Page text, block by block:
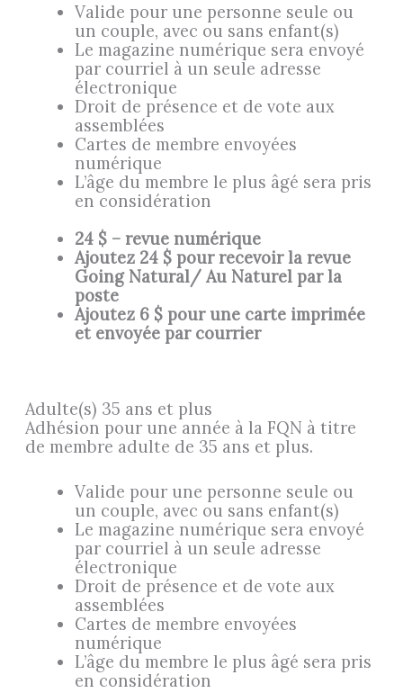
Valide pour une personne seule ou
un couple, avec ou sans enfant(s)
Le magazine numérique sera envoyé
par courriel à un seule adresse
électronique
Droit de présence et de vote aux
assemblées
Cartes de membre envoyées
numérique
L’âge du membre le plus âgé sera pris
en considération
24 $ – revue numérique
Ajoutez 24 $ pour recevoir la revue
Going Natural/ Au Naturel par la
poste
Ajoutez 6 $ pour une carte imprimée
et envoyée par courrier
Adulte(s) 35 ans et plus
Adhésion pour une année à la FQN à titre
de membre adulte de 35 ans et plus.
Valide pour une personne seule ou
un couple, avec ou sans enfant(s)
Le magazine numérique sera envoyé
par courriel à un seule adresse
électronique
Droit de présence et de vote aux
assemblées
Cartes de membre envoyées
numérique
L’âge du membre le plus âgé sera pris
en considération